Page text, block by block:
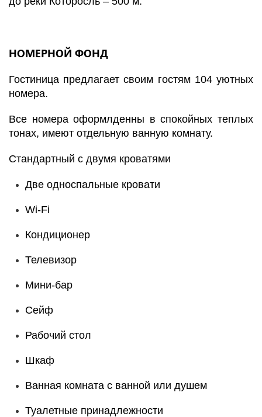
НОМЕРНОЙ ФОНД
Гостиница предлагает своим гостям 104 уютных
номера.
Все номера оформлденны в спокойных теплых
тонах, имеют отдельную ванную комнату.
Стандартный с двумя кроватями
Две односпальные кровати
Wi-Fi
Кондиционер
Телевизор
Мини-бар
Сейф
Рабочий стол
Шкаф
Ванная комната с ванной или душем
Туалетные принадлежности